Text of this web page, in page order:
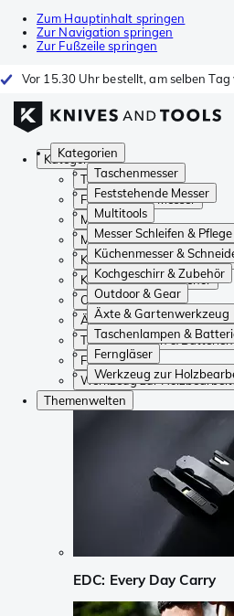
Zum Hauptinhalt springen
Zur Navigation springen
Zur Fußzeile springen
Vor 15.30 Uhr bestellt, am selben Tag
Kategorien
Taschenmesser
Feststehende Messer
Multitools
Messer Schleifen & Pflege
Küchenmesser &
Kochgeschirr & Zubehör
Outdoor & Gear
Äxte & Gartenwerkzeug
Taschenlampen &
Ferngläser
Werkzeug zur
Kategorien
Taschenmesser
Feststehende Messer
Multitools
Messer Schleifen & Pflege
Küchenmesser & Schneiden
Kochgeschirr & Zubehör
Outdoor & Gear
Äxte & Gartenwerkzeug
Taschenlampen & Batterien
Ferngläser
Werkzeug zur
Themenwelten
EDC: Every Day Carry